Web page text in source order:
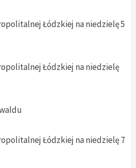
Łódzkiej na niedzielę 5
Łódzkiej na niedzielę
Łódzkiej na niedzielę 7